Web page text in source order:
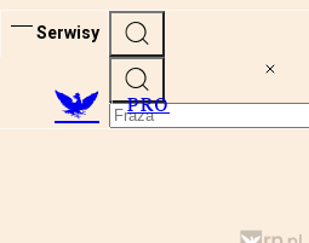
Serwisy
PRO